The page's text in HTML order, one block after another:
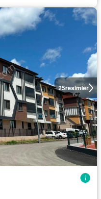
25resimler